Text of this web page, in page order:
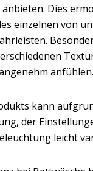
Dies
einzelnen von
anfühlen.
kann
der
leicht